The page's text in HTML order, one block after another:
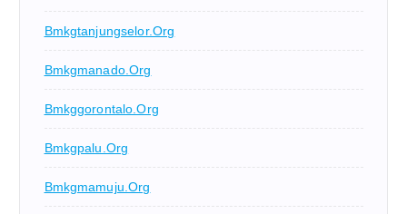
Bmkgtanjungselor.org
Bmkgmanado.org
Bmkggorontalo.org
Bmkgpalu.org
Bmkgmamuju.org